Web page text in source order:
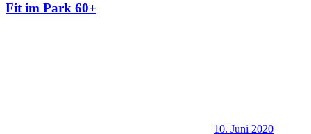
Fit im Park 60+
10. Juni 2020